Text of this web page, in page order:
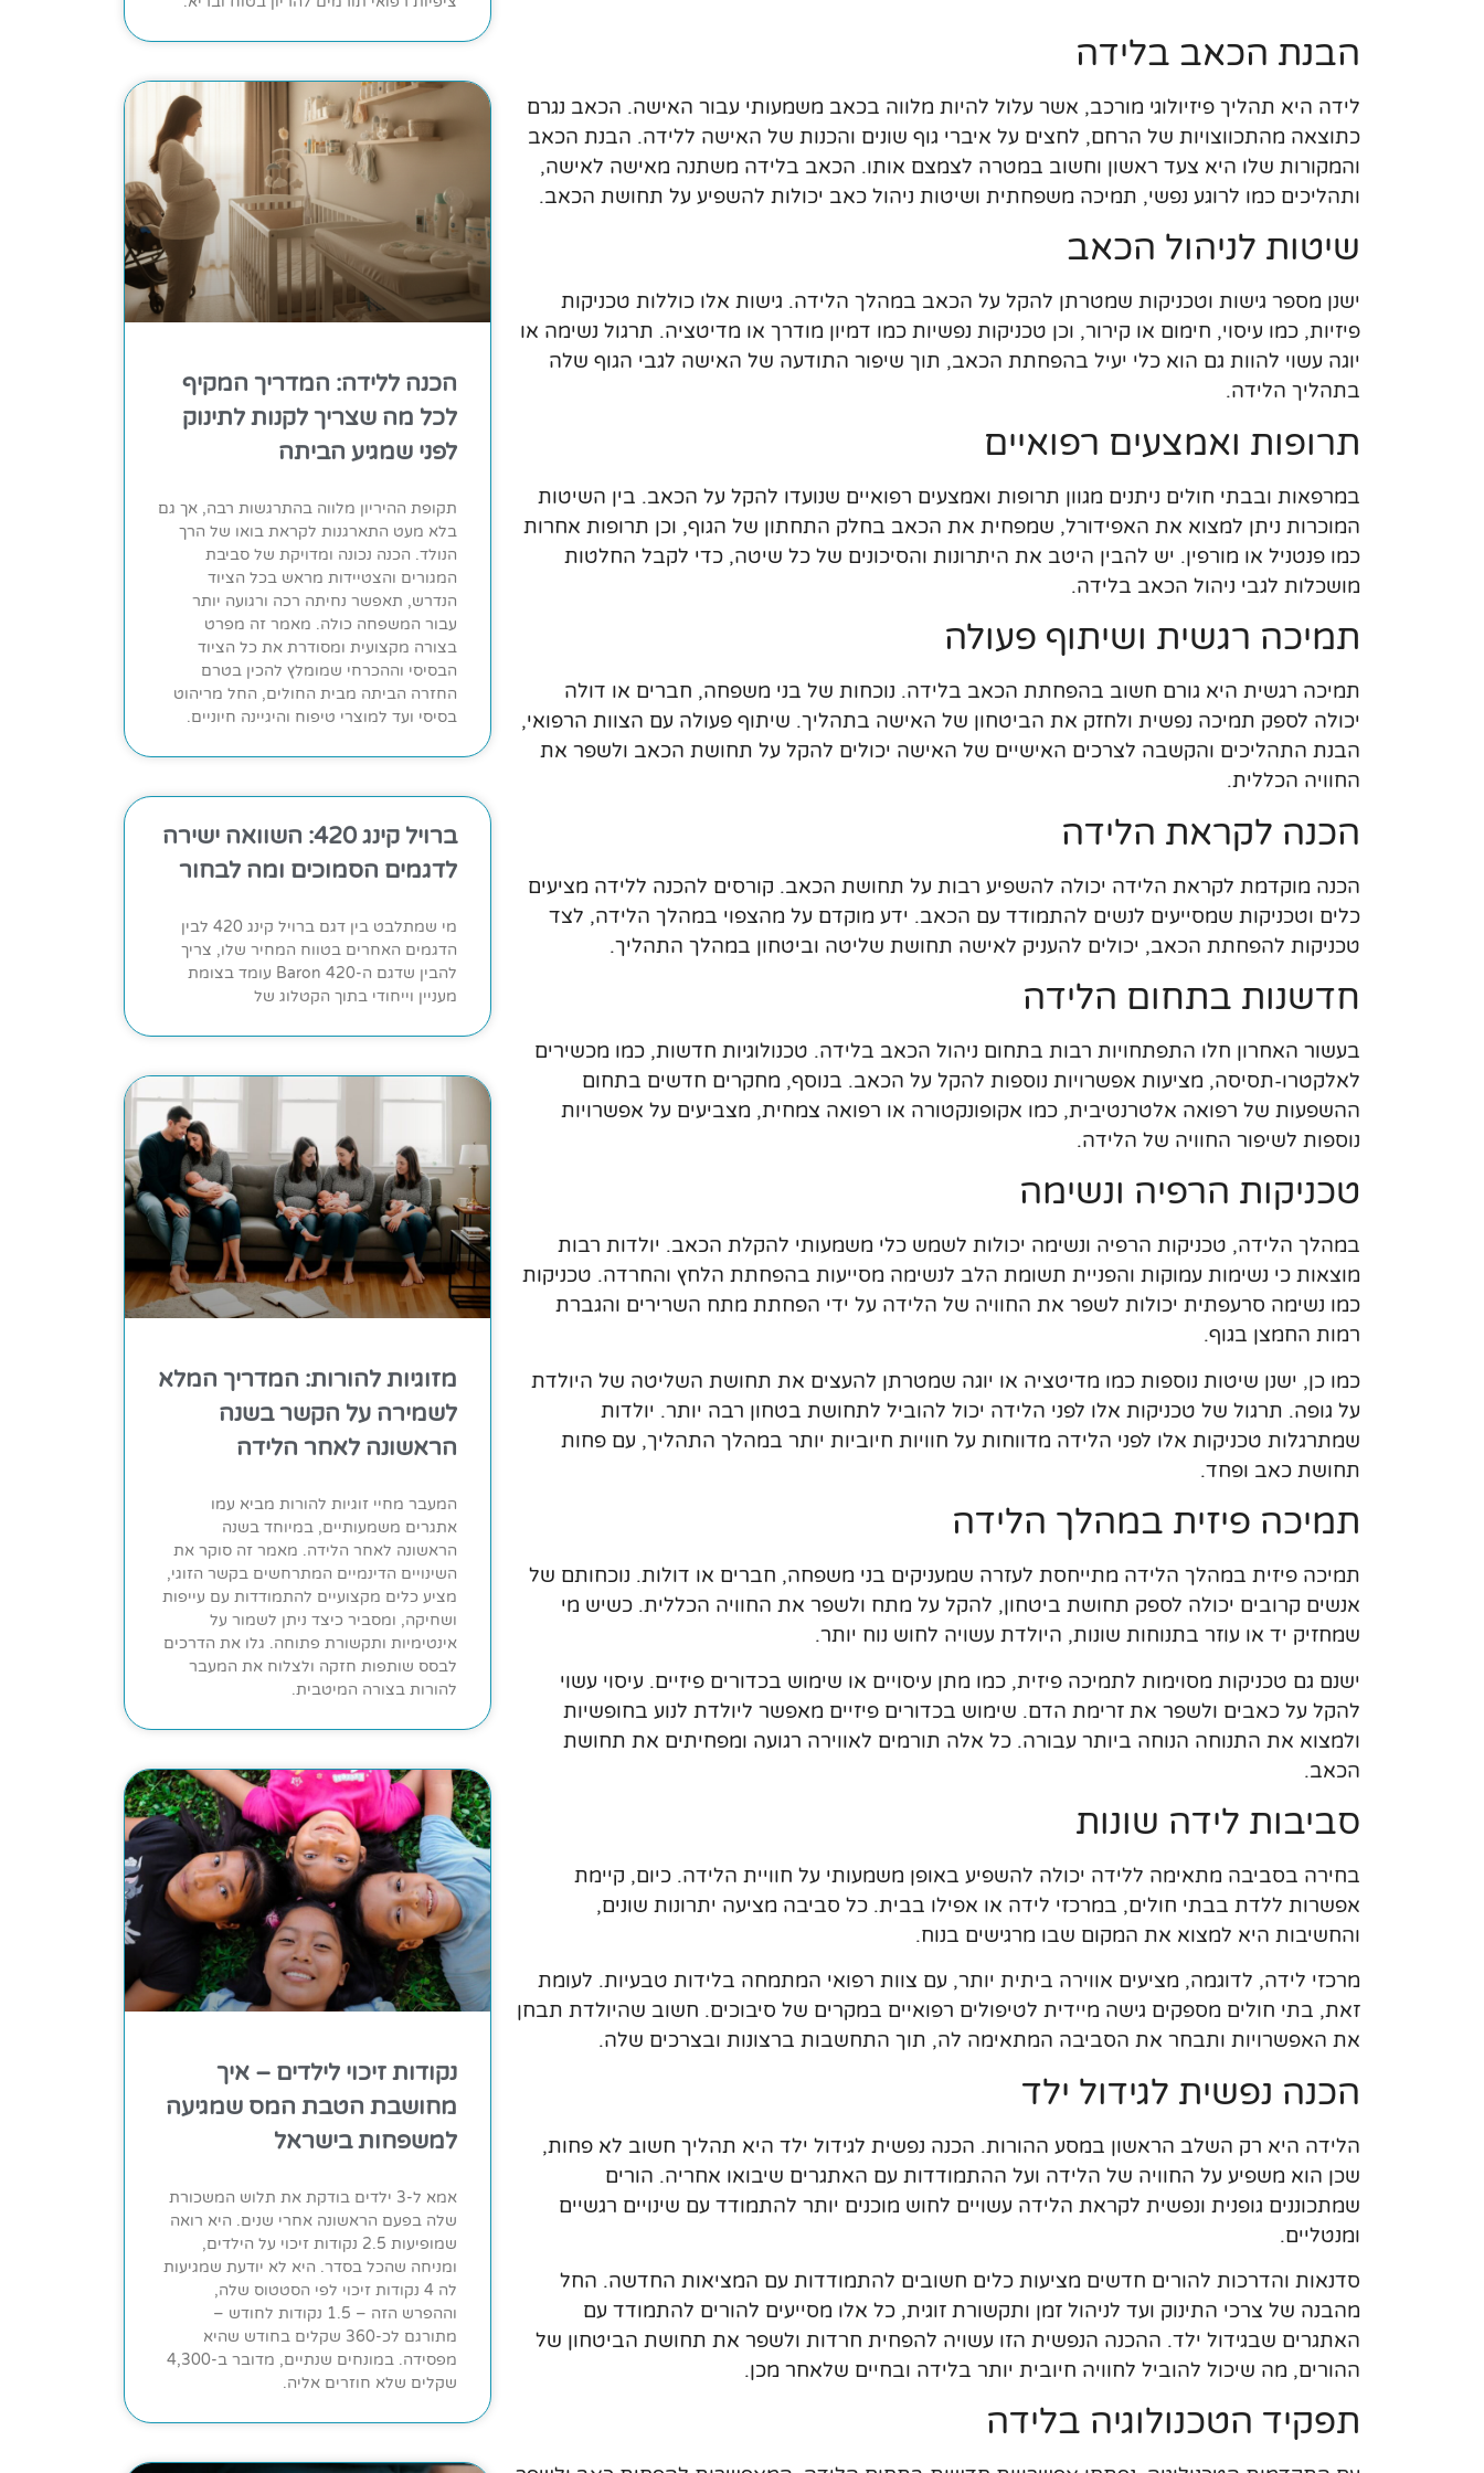
הבנת הכאב בלידה
לידה היא תהליך פיזיולוגי מורכב, אשר עלול להיות מלווה בכאב משמעותי עבור האישה. הכאב נגרם
כתוצאה מהתכווצויות של הרחם, לחצים על איברי גוף שונים והכנות של האישה ללידה. הבנת הכאב
והמקורות שלו היא צעד ראשון וחשוב במטרה לצמצם אותו. הכאב בלידה משתנה מאישה לאישה,
ותהליכים כמו לרוגע נפשי, תמיכה משפחתית ושיטות ניהול כאב יכולות להשפיע על תחושת הכאב.
שיטות לניהול הכאב
ישנן מספר גישות וטכניקות שמטרתן להקל על הכאב במהלך הלידה. גישות אלו כוללות טכניקות
פיזיות, כמו עיסוי, חימום או קירור, וכן טכניקות נפשיות כמו דמיון מודרך או מדיטציה. תרגול נשימה או
יוגה עשוי להוות גם הוא כלי יעיל בהפחתת הכאב, תוך שיפור התודעה של האישה לגבי הגוף שלה
בתהליך הלידה.
תרופות ואמצעים רפואיים
במרפאות ובבתי חולים ניתנים מגוון תרופות ואמצעים רפואיים שנועדו להקל על הכאב. בין השיטות
המוכרות ניתן למצוא את האפידורל, שמפחית את הכאב בחלק התחתון של הגוף, וכן תרופות אחרות
כמו פנטניל או מורפין. יש להבין היטב את היתרונות והסיכונים של כל שיטה, כדי לקבל החלטות
מושכלות לגבי ניהול הכאב בלידה.
תמיכה רגשית ושיתוף פעולה
תמיכה רגשית היא גורם חשוב בהפחתת הכאב בלידה. נוכחות של בני משפחה, חברים או דולה
יכולה לספק תמיכה נפשית ולחזק את הביטחון של האישה בתהליך. שיתוף פעולה עם הצוות הרפואי,
הבנת התהליכים והקשבה לצרכים האישיים של האישה יכולים להקל על תחושת הכאב ולשפר את
החוויה הכללית.
הכנה לקראת הלידה
הכנה מוקדמת לקראת הלידה יכולה להשפיע רבות על תחושת הכאב. קורסים להכנה ללידה מציעים
כלים וטכניקות שמסייעים לנשים להתמודד עם הכאב. ידע מוקדם על מהצפוי במהלך הלידה, לצד
טכניקות להפחתת הכאב, יכולים להעניק לאישה תחושת שליטה וביטחון במהלך התהליך.
חדשנות בתחום הלידה
בעשור האחרון חלו התפתחויות רבות בתחום ניהול הכאב בלידה. טכנולוגיות חדשות, כמו מכשירים
לאלקטרו-תסיסה, מציעות אפשרויות נוספות להקל על הכאב. בנוסף, מחקרים חדשים בתחום
ההשפעות של רפואה אלטרנטיבית, כמו אקופונקטורה או רפואה צמחית, מצביעים על אפשרויות
נוספות לשיפור החוויה של הלידה.
טכניקות הרפיה ונשימה
במהלך הלידה, טכניקות הרפיה ונשימה יכולות לשמש כלי משמעותי להקלת הכאב. יולדות רבות
מוצאות כי נשימות עמוקות והפניית תשומת הלב לנשימה מסייעות בהפחתת הלחץ והחרדה. טכניקות
כמו נשימה סרעפתית יכולות לשפר את החוויה של הלידה על ידי הפחתת מתח השרירים והגברת
רמות החמצן בגוף.
כמו כן, ישנן שיטות נוספות כמו מדיטציה או יוגה שמטרתן להעצים את תחושת השליטה של היולדת
על גופה. תרגול של טכניקות אלו לפני הלידה יכול להוביל לתחושת בטחון רבה יותר. יולדות
שמתרגלות טכניקות אלו לפני הלידה מדווחות על חוויות חיוביות יותר במהלך התהליך, עם פחות
תחושת כאב ופחד.
תמיכה פיזית במהלך הלידה
תמיכה פיזית במהלך הלידה מתייחסת לעזרה שמעניקים בני משפחה, חברים או דולות. נוכחותם של
אנשים קרובים יכולה לספק תחושת ביטחון, להקל על מתח ולשפר את החוויה הכללית. כשיש מי
שמחזיק יד או עוזר בתנוחות שונות, היולדת עשויה לחוש נוח יותר.
ישנם גם טכניקות מסוימות לתמיכה פיזית, כמו מתן עיסויים או שימוש בכדורים פיזיים. עיסוי עשוי
להקל על כאבים ולשפר את זרימת הדם. שימוש בכדורים פיזיים מאפשר ליולדת לנוע בחופשיות
ולמצוא את התנוחה הנוחה ביותר עבורה. כל אלה תורמים לאווירה רגועה ומפחיתים את תחושת
הכאב.
סביבות לידה שונות
בחירה בסביבה מתאימה ללידה יכולה להשפיע באופן משמעותי על חוויית הלידה. כיום, קיימת
אפשרות ללדת בבתי חולים, במרכזי לידה או אפילו בבית. כל סביבה מציעה יתרונות שונים,
והחשיבות היא למצוא את המקום שבו מרגישים בנוח.
מרכזי לידה, לדוגמה, מציעים אווירה ביתית יותר, עם צוות רפואי המתמחה בלידות טבעיות. לעומת
זאת, בתי חולים מספקים גישה מיידית לטיפולים רפואיים במקרים של סיבוכים. חשוב שהיולדת תבחן
את האפשרויות ותבחר את הסביבה המתאימה לה, תוך התחשבות ברצונות ובצרכים שלה.
הכנה נפשית לגידול ילד
הלידה היא רק השלב הראשון במסע ההורות. הכנה נפשית לגידול ילד היא תהליך חשוב לא פחות,
שכן הוא משפיע על החוויה של הלידה ועל ההתמודדות עם האתגרים שיבואו אחריה. הורים
שמתכוננים גופנית ונפשית לקראת הלידה עשויים לחוש מוכנים יותר להתמודד עם שינויים רגשיים
ומנטליים.
סדנאות והדרכות להורים חדשים מציעות כלים חשובים להתמודדות עם המציאות החדשה. החל
מהבנה של צרכי התינוק ועד לניהול זמן ותקשורת זוגית, כל אלו מסייעים להורים להתמודד עם
האתגרים שבגידול ילד. ההכנה הנפשית הזו עשויה להפחית חרדות ולשפר את תחושת הביטחון של
ההורים, מה שיכול להוביל לחוויה חיובית יותר בלידה ובחיים שלאחר מכן.
תפקיד הטכנולוגיה בלידה
הכנה ללידה: המדריך המקיף
לכל מה שצריך לקנות לתינוק
לפני שמגיע הביתה
תקופת ההיריון מלווה בהתרגשות רבה, אך גם
בלא מעט התארגנות לקראת בואו של הרך
הנולד. הכנה נכונה ומדויקת של סביבת
המגורים והצטיידות מראש בכל הציוד
הנדרש, תאפשר נחיתה רכה ורגועה יותר
עבור המשפחה כולה. מאמר זה מפרט
בצורה מקצועית ומסודרת את כל הציוד
הבסיסי וההכרחי שמומלץ להכין בטרם
החזרה הביתה מבית החולים, החל מריהוט
בסיסי ועד למוצרי טיפוח והיגיינה חיוניים.
ברויל קינג 420: השוואה ישירה
לדגמים הסמוכים ומה לבחור
מי שמתלבט בין דגם ברויל קינג 420 לבין
הדגמים האחרים בטווח המחיר שלו, צריך
להבין שדגם ה-Baron 420 עומד בצומת
מעניין וייחודי בתוך הקטלוג של
מזוגיות להורות: המדריך המלא
לשמירה על הקשר בשנה
הראשונה לאחר הלידה
המעבר מחיי זוגיות להורות מביא עמו
אתגרים משמעותיים, במיוחד בשנה
הראשונה לאחר הלידה. מאמר זה סוקר את
השינויים הדינמיים המתרחשים בקשר הזוגי,
מציע כלים מקצועיים להתמודדות עם עייפות
ושחיקה, ומסביר כיצד ניתן לשמור על
אינטימיות ותקשורת פתוחה. גלו את הדרכים
לבסס שותפות חזקה ולצלוח את המעבר
להורות בצורה המיטבית.
נקודות זיכוי לילדים – איך
מחושבת הטבת המס שמגיעה
למשפחות בישראל
אמא ל-3 ילדים בודקת את תלוש המשכורת
שלה בפעם הראשונה אחרי שנים. היא רואה
שמופיעות 2.5 נקודות זיכוי על הילדים,
ומניחה שהכל בסדר. היא לא יודעת שמגיעות
לה 4 נקודות זיכוי לפי הסטטוס שלה,
וההפרש הזה – 1.5 נקודות לחודש –
מתורגם לכ-360 שקלים בחודש שהיא
מפסידה. במונחים שנתיים, מדובר ב-4,300
שקלים שלא חוזרים אליה.